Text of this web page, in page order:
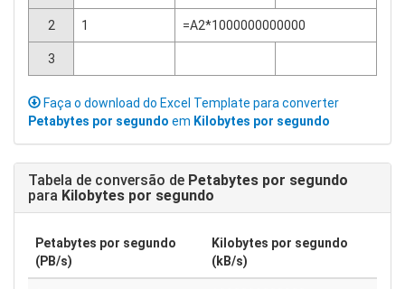
2 1 =A2*1000000000000
3
Faça o download do Excel Template para converter
Petabytes por segundo em Kilobytes por segundo
Tabela de conversão de Petabytes por segundo
para Kilobytes por segundo
Petabytes por segundo
(PB/s)
Kilobytes por segundo
(kB/s)